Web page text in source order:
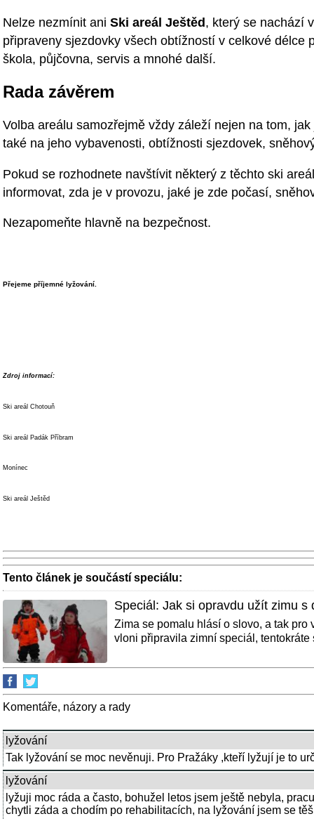
Nelze nezmínit ani Ski areál Ještěd , který se nachází
připraveny sjezdovky všech obtížností v celkové délce
škola, půjčovna, servis a mnohé další.
Rada závěrem
Volba areálu samozřejmě vždy záleží nejen na tom,
také na jeho vybavenosti, obtížnosti sjezdovek,
Pokud se rozhodnete navštívit některý z těchto ski
informovat, zda je v provozu, jaké je zde počasí,
Nezapomeňte hlavně na bezpečnost.
Přejeme příjemné lyžování.
Zdroj informací:
Ski areál Chotouň
Ski areál Padák Příbram
Monínec
Ski areál Ještěd
Tento článek je součástí speciálu:
Speciál: Jak si opravdu užít zimu s
Zima se pomalu hlásí o slovo, a tak
vloni připravila zimní speciál, tentokráte
Komentáře, názory a rady
lyžování
Tak lyžování se moc nevěnuji. Pro Pražáky ,kteří lyžují je to
lyžování
lyžuji moc ráda a často, bohužel letos jsem ještě nebyla,
chytli záda a chodím po rehabilitacích, na lyžování jsem se